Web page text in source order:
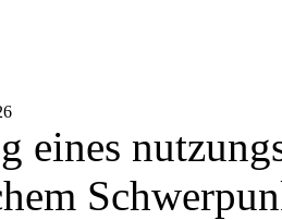
eines